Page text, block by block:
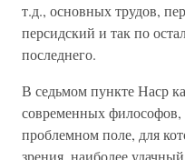
т.д., основных трудов,
персидский и так по
последнего.
В седьмом пункте Наср
современных философов,
проблемном поле, для
зрения, наиболее